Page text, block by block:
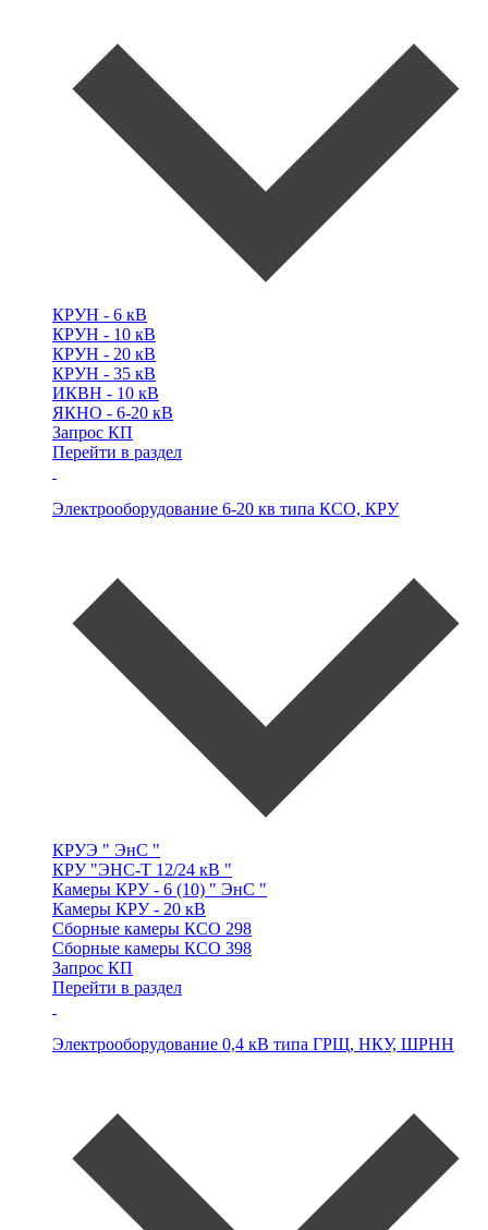
КРУН - 6 кВ
КРУН - 10 кВ
КРУН - 20 кВ
КРУН - 35 кВ
ИКВН - 10 кВ
ЯКНО - 6-20 кВ
Запрос КП
Перейти в раздел
Электрооборудование 6-20 кв типа КСО, КРУ
КРУЭ " ЭнС "
КРУ "ЭНС-Т 12/24 кВ "
Камеры КРУ - 6 (10) " ЭнС "
Камеры КРУ - 20 кВ
Сборные камеры КСО 298
Сборные камеры КСО 398
Запрос КП
Перейти в раздел
Электрооборудование 0,4 кВ типа ГРЩ, НКУ, ШРНН